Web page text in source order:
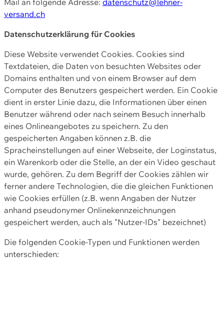
versand.ch
Datenschutzerklärung für Cookies
Diese Website verwendet Cookies. Cookies sind
Textdateien, die Daten von besuchten Websites oder
Domains enthalten und von einem Browser auf dem
Computer des Benutzers gespeichert werden. Ein Cookie
dient in erster Linie dazu, die Informationen über einen
Benutzer während oder nach seinem Besuch innerhalb
eines Onlineangebotes zu speichern. Zu den
gespeicherten Angaben können z.B. die
Spracheinstellungen auf einer Webseite, der Loginstatus,
ein Warenkorb oder die Stelle, an der ein Video geschaut
wurde, gehören. Zu dem Begriff der Cookies zählen wir
ferner andere Technologien, die die gleichen Funktionen
wie Cookies erfüllen (z.B. wenn Angaben der Nutzer
anhand pseudonymer Onlinekennzeichnungen
gespeichert werden, auch als "Nutzer-IDs" bezeichnet)
Die folgenden Cookie-Typen und Funktionen werden
unterschieden: